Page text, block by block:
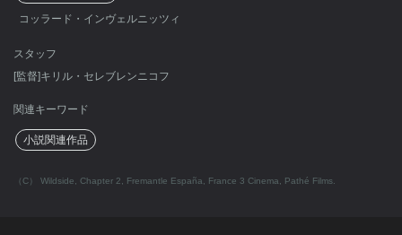
コッラード・インヴェルニッツィ
スタッフ
[監督]キリル・セレブレンニコフ
関連キーワード
小説関連作品
（C） Wildside, Chapter 2, Fremantle España, France 3 Cinema, Pathé Films.